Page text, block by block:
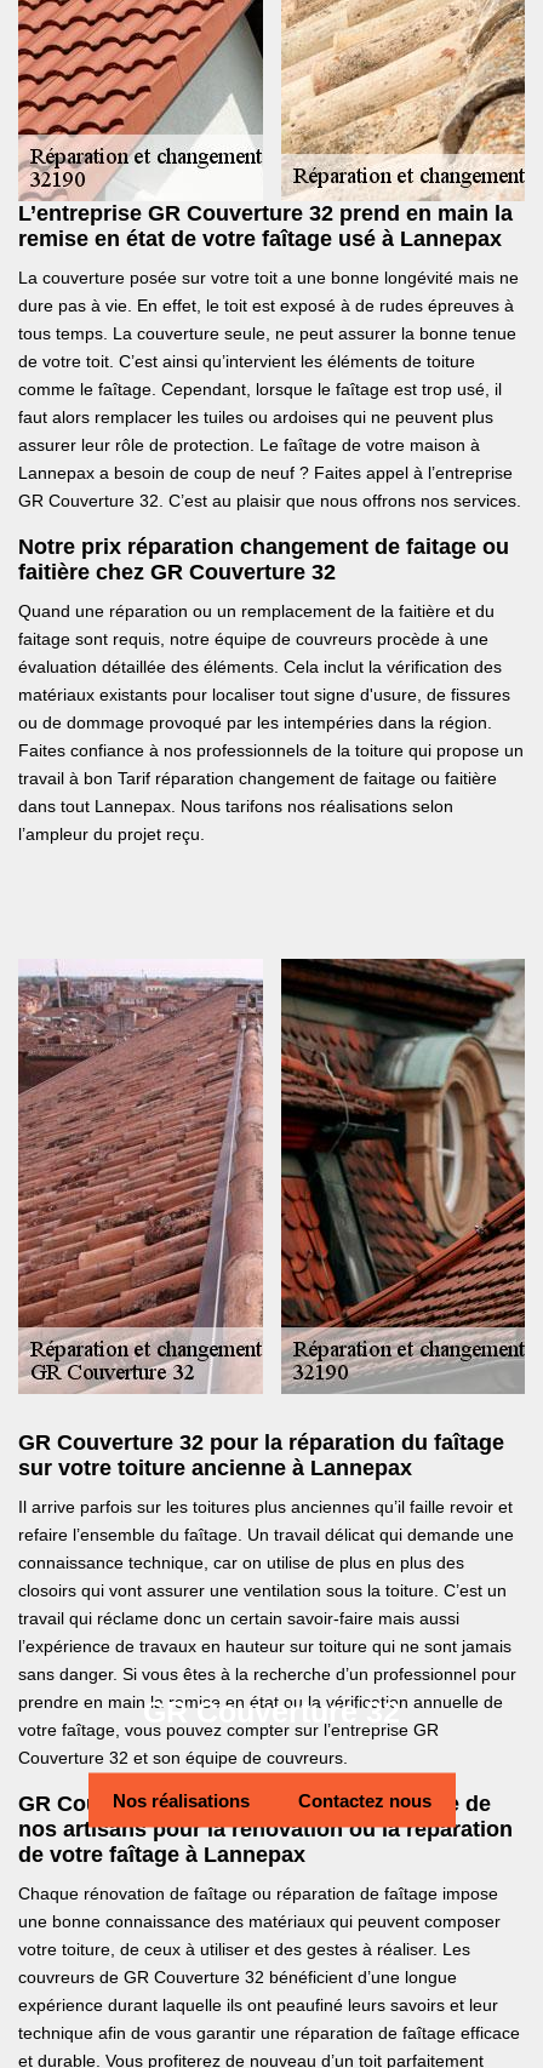
GR Couverture 32
Nos réalisations Contactez nous
L’entreprise GR Couverture 32 prend en main la
remise en état de votre faîtage usé à Lannepax
La couverture posée sur votre toit a une bonne longévité mais ne
dure pas à vie. En effet, le toit est exposé à de rudes épreuves à
tous temps. La couverture seule, ne peut assurer la bonne tenue
de votre toit. C’est ainsi qu’intervient les éléments de toiture
comme le faîtage. Cependant, lorsque le faîtage est trop usé, il
faut alors remplacer les tuiles ou ardoises qui ne peuvent plus
assurer leur rôle de protection. Le faîtage de votre maison à
Lannepax a besoin de coup de neuf ? Faites appel à l’entreprise
GR Couverture 32. C’est au plaisir que nous offrons nos services.
Notre prix réparation changement de faitage ou
faitière chez GR Couverture 32
Quand une réparation ou un remplacement de la faitière et du
faitage sont requis, notre équipe de couvreurs procède à une
évaluation détaillée des éléments. Cela inclut la vérification des
matériaux existants pour localiser tout signe d'usure, de fissures
ou de dommage provoqué par les intempéries dans la région.
Faites confiance à nos professionnels de la toiture qui propose un
travail à bon Tarif réparation changement de faitage ou faitière
dans tout Lannepax. Nous tarifons nos réalisations selon
l’ampleur du projet reçu.
GR Couverture 32 pour la réparation du faîtage
sur votre toiture ancienne à Lannepax
Il arrive parfois sur les toitures plus anciennes qu’il faille revoir et
refaire l’ensemble du faîtage. Un travail délicat qui demande une
connaissance technique, car on utilise de plus en plus des
closoirs qui vont assurer une ventilation sous la toiture. C’est un
travail qui réclame donc un certain savoir-faire mais aussi
l’expérience de travaux en hauteur sur toiture qui ne sont jamais
sans danger. Si vous êtes à la recherche d’un professionnel pour
prendre en main la remise en état ou la vérification annuelle de
votre faîtage, vous pouvez compter sur l’entreprise GR
Couverture 32 et son équipe de couvreurs.
GR Couverture 32 : Profitez du savoir-faire de
nos artisans pour la rénovation ou la réparation
de votre faîtage à Lannepax
Chaque rénovation de faîtage ou réparation de faîtage impose
une bonne connaissance des matériaux qui peuvent composer
votre toiture, de ceux à utiliser et des gestes à réaliser. Les
couvreurs de GR Couverture 32 bénéficient d’une longue
expérience durant laquelle ils ont peaufiné leurs savoirs et leur
technique afin de vous garantir une réparation de faîtage efficace
et durable. Vous profiterez de nouveau d’un toit parfaitement